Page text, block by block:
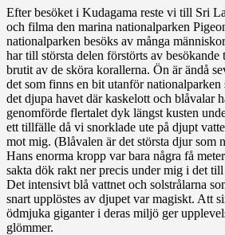
Efter besöket i Kudagama reste vi till Sri
och filma den marina nationalparken
nationalparken besöks av många
har till största delen förstörts av besökande
brutit av de sköra korallerna. Ön är ändå
det som finns en bit utanför nationalparken
det djupa havet där kaskelott och blåvalar
genomförde flertalet dyk längst kusten
ett tillfälle då vi snorklade ute på djupt
mot mig. (Blåvalen är det största djur som
Hans enorma kropp var bara några få
sakta dök rakt ner precis under mig i det
Det intensivt blå vattnet och solstrålarna
snart upplöstes av djupet var magiskt. Att
ödmjuka giganter i deras miljö ger
glömmer.